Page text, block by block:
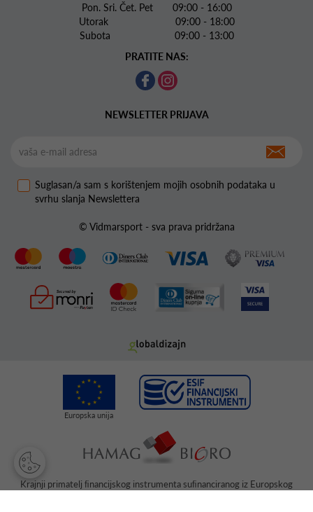
Pon. Sri. Čet. Pet 09:00 - 16:00
Utorak 09:00 - 18:00
Subota 09:00 - 13:00
PRATITE NAS:
NEWSLETTER PRIJAVA
Suglasan/a sam s korištenjem mojih osobnih podataka u
svrhu slanja Newslettera
© Vidmarsport - sva prava pridržana
Krajnji primatelj ﬁnancijskog instrumenta suﬁnanciranog iz Europskog